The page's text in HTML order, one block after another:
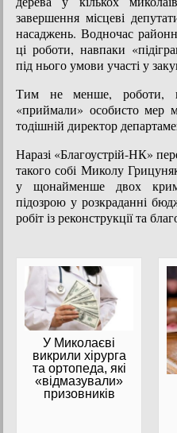
завершення місцеві
насаджень. Водночас
ці роботи, навпаки
під нього умови участі у
Тим не менше, роботи,
«приймали» особисто мер
тодішній директор
Наразі «Благоустрій-НК»
такого собі Миколу
у щонайменше двох
підозрою у розкраданні
робіт із реконструкції та
У Миколаєві
викрили хірурга
та ортопеда, які
«відмазували»
призовників